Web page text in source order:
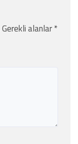
Gerekli alanlar*